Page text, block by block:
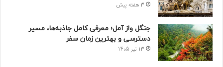
3 هفته پیش
جنگل واز آمل؛ معرفی کامل جاذبه‌ها، مسیر
دسترسی و بهترین زمان سفر
13 تیر 1405